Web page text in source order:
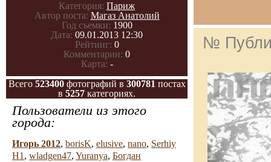
Категория: Париж
Автор поста: Магаз Анатолий
Год съемки: 1900
Дата: 09.01.2013 12:30
Рейтинг: 0
Комментарии: 0
Карта: -
Всего 523400фотографий в 300781 постах
в 5257 категориях.
Пользователи из этого
города:
Игорь 2012, borisK, elusive, nano, Serhiy
H1 , wladgen47, Yuranya, Богдан
№